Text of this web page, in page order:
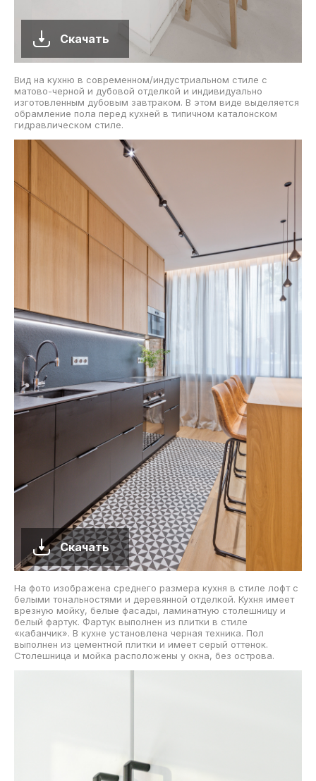
Скачать
Вид на кухню в современном/индустриальном стиле с
матово-черной и дубовой отделкой и индивидуально
изготовленным дубовым завтраком. В этом виде выделяется
обрамление пола перед кухней в типичном каталонском
гидравлическом стиле.
Скачать
На фото изображена среднего размера кухня в стиле лофт с
белыми тональностями и деревянной отделкой. Кухня имеет
врезную мойку, белые фасады, ламинатную столешницу и
белый фартук. Фартук выполнен из плитки в стиле
«кабанчик». В кухне установлена черная техника. Пол
выполнен из цементной плитки и имеет серый оттенок.
Столешница и мойка расположены у окна, без острова.